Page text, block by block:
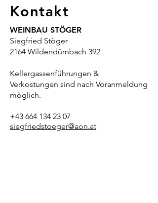
Kontakt
WEINBAU STÖGER
Siegfried Stöger
2164 Wildendürnbach 392
Kellergassenführungen &
Verkostungen sind nach Voranmeldung
möglich.
+43 664 134 23 07
siegfriedstoeger@aon.at